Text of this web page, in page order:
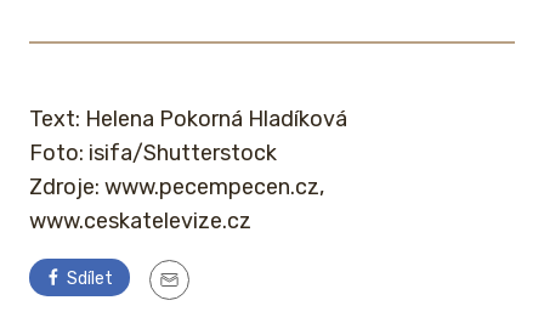
Text: Helena Pokorná Hladíková
Foto: isifa/Shutterstock
Zdroje: www.pecempecen.cz,
www.ceskatelevize.cz
Sdílet